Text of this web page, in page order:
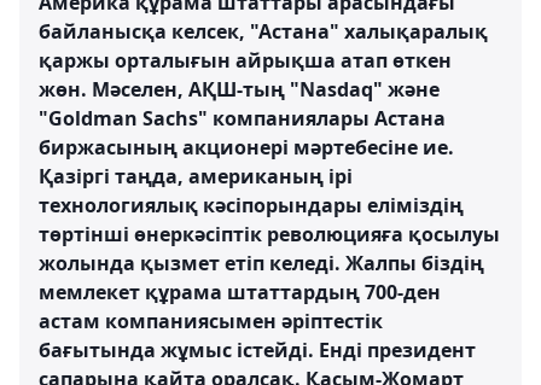
байланысқа келсек, "Астана" халықаралық
қаржы орталығын айрықша атап өткен
жөн. Мәселен, АҚШ-тың "Nasdaq" және
"Goldman Sachs" компаниялары Астана
биржасының акционері мәртебесіне ие.
Қазіргі таңда, американың ірі
технологиялық кәсіпорындары еліміздің
төртінші өнеркәсіптік революцияға қосылуы
жолында қызмет етіп келеді. Жалпы біздің
мемлекет құрама штаттардың 700-ден
астам компаниясымен әріптестік
бағытында жұмыс істейді. Енді президент
сапарына қайта оралсақ. Қасым-Жомарт